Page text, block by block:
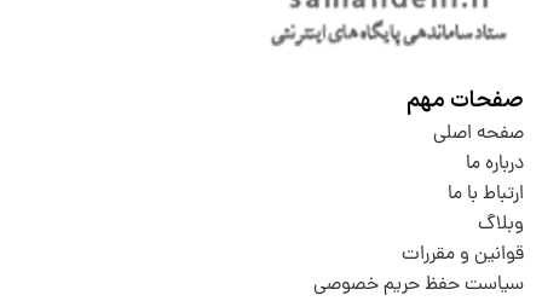
صفحات مهم
صفحه اصلی
درباره ما
ارتباط با ما
وبلاگ
قوانین و مقررات
سیاست حفظ حریم خصوصی